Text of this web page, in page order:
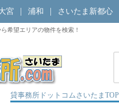
宮 浦和 さいたま新都心
希望エリアの物件を検索！
貸事務所ドットコムさいたまTOP